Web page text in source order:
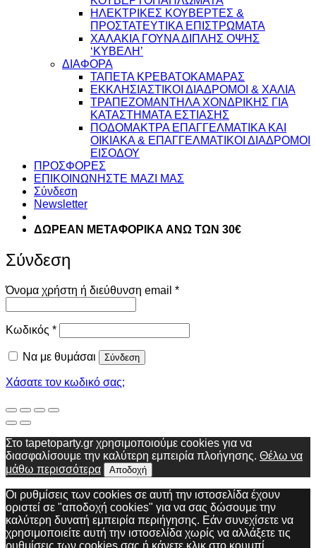
ΗΛΕΚΤΡΙΚΕΣ ΚΟΥΒΕΡΤΕΣ &
ΠΡΟΣΤΑΤΕΥΤΙΚΑ ΕΠΙΣΤΡΩΜΑΤΑ
ΧΑΛΑΚΙΑ ΓΟΥΝΑ ΔΙΠΛΗΣ ΟΨΗΣ
‘ΚΥΒΕΛΗ’
ΔΙΑΦΟΡΑ
ΤΑΠΕΤΑ ΚΡΕΒΑΤΟΚΑΜΑΡΑΣ
ΕΚΚΛΗΣΙΑΣΤΙΚΟΙ ΔΙΑΔΡΟΜΟΙ & ΧΑΛΙΑ
ΤΡΑΠΕΖΟΜΑΝΤΗΛΑ ΧΟΝΔΡΙΚΗΣ ΓΙΑ
ΚΑΤΑΣΤΗΜΑΤΑ ΕΣΤΙΑΣΗΣ
ΠΟΔΟΜΑΚΤΡΑ ΕΠΑΓΓΕΛΜΑΤΙΚΑ ΚΑΙ
ΟΙΚΙΑΚΑ & ΕΠΑΓΓΕΛΜΑΤΙΚΟΙ ΔΙΑΔΡΟΜΟΙ
ΕΙΣΟΔΟΥ
ΠΡΟΣΦΟΡΕΣ
ΕΠΙΚΟΙΝΩΝΗΣΤΕ ΜΑΖΙ ΜΑΣ
Σύνδεση
Newsletter
ΔΩΡΕΑΝ ΜΕΤΑΦΟΡΙΚΑ ΑΝΩ ΤΩΝ 30€
Σύνδεση
Όνομα χρήστη ή διεύθυνση email *Απαιτείται
Κωδικός *Απαιτείται
Να με θυμάσαι Σύνδεση
Χάσατε τον κωδικό σας;
Στο tapetoparty.gr χρησιμοποιούμε cookies για να
διασφαλίσουμε την καλύτερη εμπειρία πλοήγησης. Θέλω να
μάθω περισσότερα
Αποδοχή
Οι ρυθμίσεις των cookies σε αυτή την ιστοσελίδα έχουν
οριστεί σε "αποδοχή cookies" για να σας δώσουμε την
καλύτερη δυνατή εμπειρία περιήγησης. Εάν συνεχίσετε να
χρησιμοποιείτε αυτή την ιστοσελίδα χωρίς να αλλάξετε τις
ρυθμίσεις των cookies σας ή κάνετε κλικ στο κουμπί